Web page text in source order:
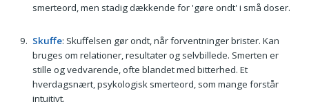
smerteord, men stadig dækkende for 'gøre ondt' i små doser.
Skuffe: Skuffelsen gør ondt, når forventninger brister. Kan
bruges om relationer, resultater og selvbillede. Smerten er
stille og vedvarende, ofte blandet med bitterhed. Et
hverdagsnært, psykologisk smerteord, som mange forstår
intuitivt.